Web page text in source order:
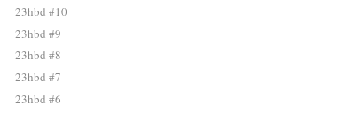
23hbd #10
23hbd #9
23hbd #8
23hbd #7
23hbd #6